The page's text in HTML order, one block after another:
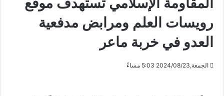
رويسات العلم ومرابض مدفعية
العدو في خربة ماعر
الجمعة,2024/08/23 5:03 مساءً